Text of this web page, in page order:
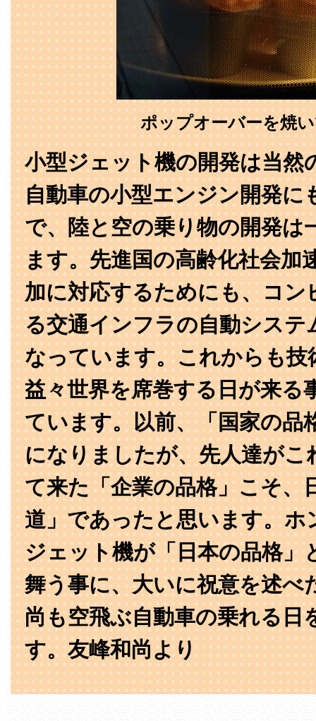
ポップオーバーを焼
小型ジェット機の開発は当然
自動車の小型エンジン開発に
で、陸と空の乗り物の開発は
ます。先進国の高齢化社会加
加に対応するためにも、コン
る交通インフラの自動システ
なっています。これからも技
益々世界を席巻する日が来る
ています。以前、「国家の品
になりましたが、先人達がこ
て来た「企業の品格」こそ、
道」であったと思います。ホ
ジェット機が「日本の品格」
舞う事に、大いに祝意を述べ
尚も空飛ぶ自動車の乗れる日
す。友峰和尚より